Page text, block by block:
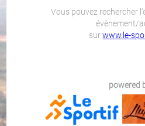
Vous pouvez rechercher
évènement/
surwww.le-
powered